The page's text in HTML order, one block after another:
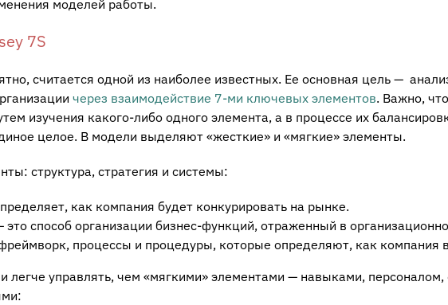
моделей работы.
7S
считается одной из наиболее известных. Ее основная цель —
через взаимодействие 7-ми ключевых элементов. Важно,
изучения какого-либо одного элемента, а в процессе их
целое. В модели выделяют «жесткие» и «мягкие» элементы.
структура, стратегия и системы:
как компания будет конкурировать на рынке.
способ организации бизнес-функций, отраженный в
процессы и процедуры, которые определяют, как компания
легче управлять, чем «мягкими» элементами — навыками, персоналом,